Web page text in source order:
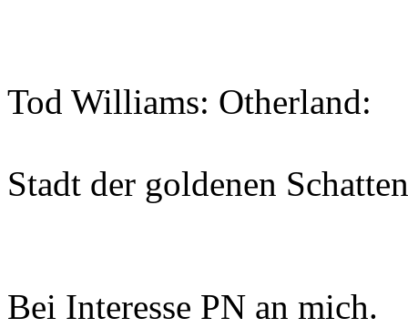
Tod Williams: Otherland:
Stadt der goldenen
Bei Interesse PN an mich.